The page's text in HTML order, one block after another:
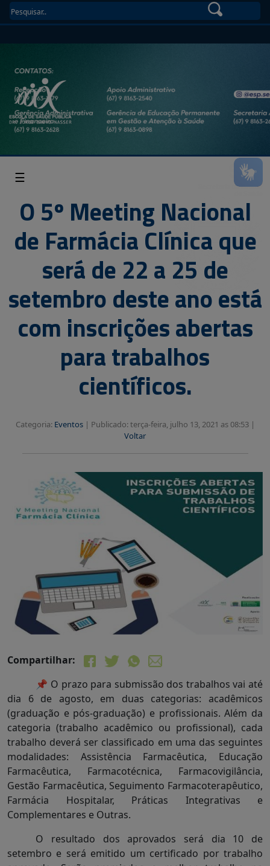
☰
O 5º Meeting Nacional
de Farmácia Clínica que
será de 22 a 25 de
setembro deste ano está
com inscrições abertas
para trabalhos
científicos.
Categoria: Eventos| Publicado: terça-feira, julho 13, 2021 as 08:53 |
Voltar
Compartilhar:
📌 O prazo para submissão dos trabalhos vai até
dia 6 de agosto, em duas categorias: acadêmicos
(graduação e pós-graduação) e profissionais. Além da
categoria (trabalho acadêmico ou profissional), cada
trabalho deverá ser classificado em uma das seguintes
modalidades: Assistência Farmacêutica, Educação
Farmacêutica, Farmacotécnica, Farmacovigilância,
Gestão Farmacêutica, Seguimento Farmacoterapêutico,
Farmácia Hospitalar, Práticas Integrativas e
Complementares e Outras.
O resultado dos aprovados será dia 10 de
setembro e será emitido um certificado por trabalho